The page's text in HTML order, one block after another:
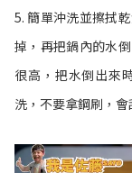
5. 簡單沖洗並擦拭
掉，再把鍋內的水
很高，把水倒出來
洗，不要拿鋼刷，會